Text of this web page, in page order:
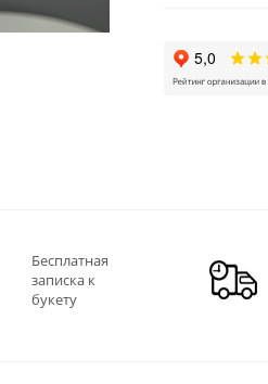
Бесплатная
записка к
букету